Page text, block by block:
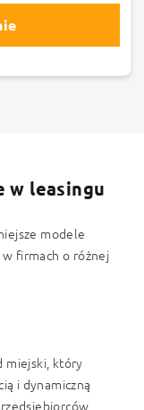
w leasingu
modele
firmach o różnej
miejski, który
i dynamiczną